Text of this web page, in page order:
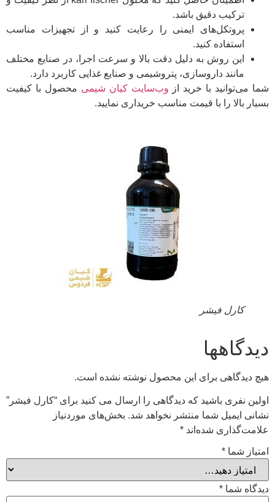
ترکیب دقیق باشد.
پروتکل‌های ایمنی را رعایت کنید و از تجهیزات مناسب
استفاده کنید.
این روش به دلیل دقت بالا و سرعت اجرا، در صنایع مختلف
مانند داروسازی، پتروشیمی و صنایع غذایی کاربرد دارد.
شما می‌توانید با خرید از وب‌سایت کیان شیمی محصول با کیفیت
بسیار بالا را با قیمت مناسب خریداری نمایید.
کارل فیشر
دیدگاهها
هیچ دیدگاهی برای این محصول نوشته نشده است.
اولین نفری باشید که دیدگاهی را ارسال می کنید برای “کارل فیشر”
نشانی ایمیل شما منتشر نخواهد شد. بخش‌های موردنیاز
علامت‌گذاری شده‌اند *
امتیاز شما *
دیدگاه شما *